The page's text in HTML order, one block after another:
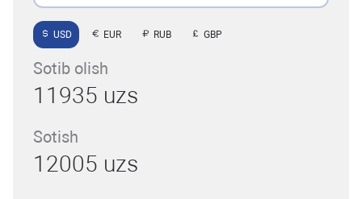
USD EUR RUB GBP
Sotib olish
11935 uzs
Sotish
12005 uzs